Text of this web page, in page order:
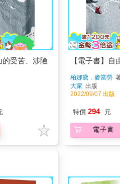
的受苦、涉險
【電子書】自
柏娜黛．麥當勞
大家 出版
2022/09/07 出版
特價 294 元
電子書